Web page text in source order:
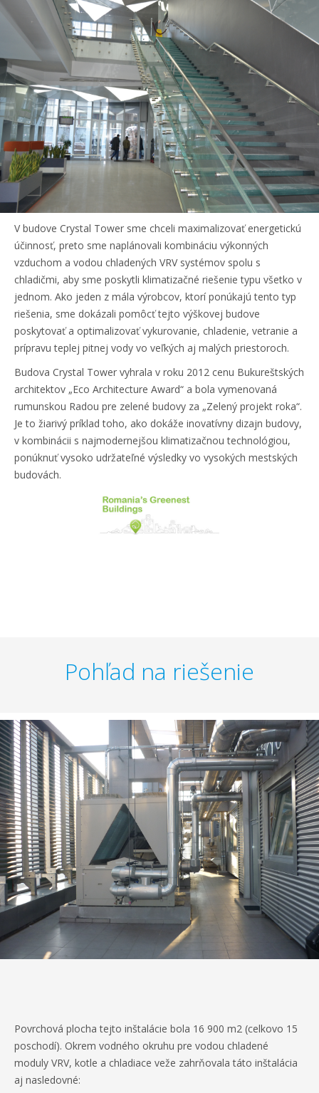
V budove Crystal Tower sme chceli maximalizovať energetickú
účinnosť, preto sme naplánovali kombináciu výkonných
vzduchom a vodou chladených VRV systémov spolu s
chladičmi, aby sme poskytli klimatizačné riešenie typu všetko v
jednom. Ako jeden z mála výrobcov, ktorí ponúkajú tento typ
riešenia, sme dokázali pomôcť tejto výškovej budove
poskytovať a optimalizovať vykurovanie, chladenie, vetranie a
prípravu teplej pitnej vody vo veľkých aj malých priestoroch.
Budova Crystal Tower vyhrala v roku 2012 cenu Bukureštských
architektov „Eco Architecture Award“ a bola vymenovaná
rumunskou Radou pre zelené budovy za „Zelený projekt roka“.
Je to žiarivý príklad toho, ako dokáže inovatívny dizajn budovy,
v kombinácii s najmodernejšou klimatizačnou technológiou,
ponúknuť vysoko udržateľné výsledky vo vysokých mestských
budovách.
Pohľad na riešenie
Povrchová plocha tejto inštalácie bola 16 900 m2 (celkovo 15
poschodí). Okrem vodného okruhu pre vodou chladené
moduly VRV, kotle a chladiace veže zahrňovala táto inštalácia
aj nasledovné: